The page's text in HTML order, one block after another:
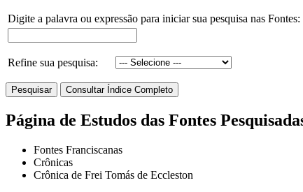
Digite a palavra ou expressão para iniciar sua pesquisa nas Fontes:
Refine sua pesquisa:
Página de Estudos das Fontes
Fontes Franciscanas
Crônicas
Crônica de Frei Tomás de Eccleston